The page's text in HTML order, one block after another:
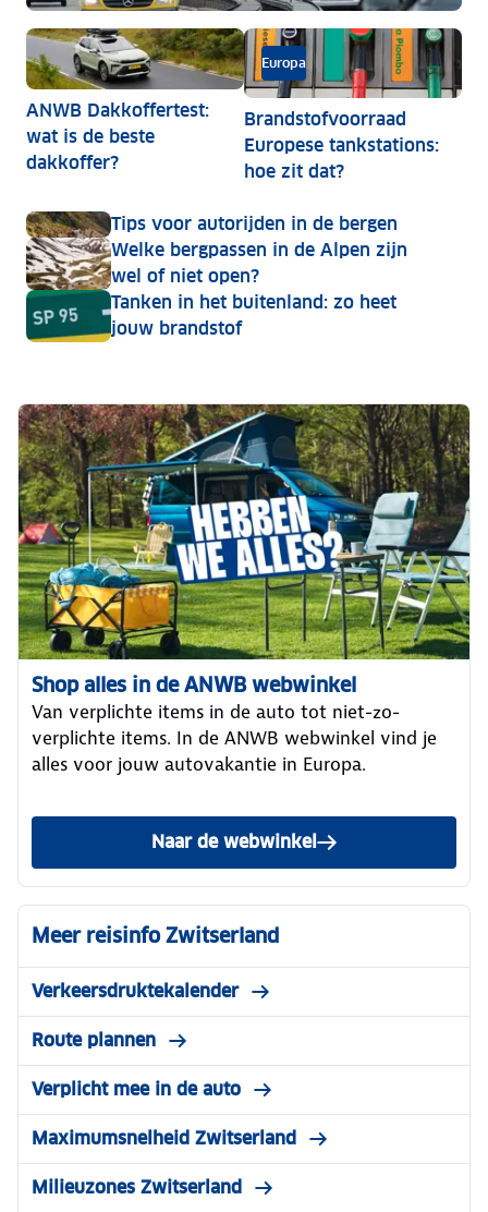
ANWB Dakkoffertest:
wat is de beste
dakkoffer?
Europa
Brandstofvoorraad
Europese tankstations:
hoe zit dat?
Tips voor autorijden in de bergen
Welke bergpassen in de Alpen zijn
wel of niet open?
Tanken in het buitenland: zo heet
jouw brandstof
Shop alles in de ANWB webwinkel
Van verplichte items in de auto tot niet-zo-
verplichte items. In de ANWB webwinkel vind je
alles voor jouw autovakantie in Europa.
Naar de webwinkel
Meer reisinfo Zwitserland
Verkeersdruktekalender
Route plannen
Verplicht mee in de auto
Maximumsnelheid Zwitserland
Milieuzones Zwitserland